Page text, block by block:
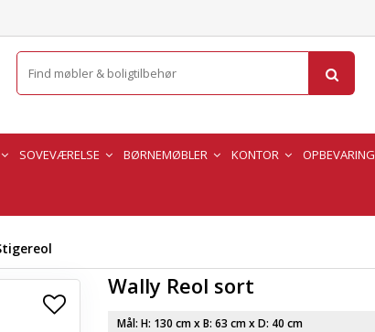
SOVEVÆRELSE BØRNEMØBLER KONTOR OPBEVARING
Wally Reol sort
Mål: H: 130 cmx B: 63 cmx D: 40 cm